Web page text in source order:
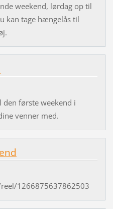
weekend, lørdag op til
kan tage hængelås til
den første weekend i
venner med.
1266875637862503